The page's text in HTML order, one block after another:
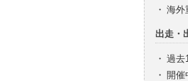
・ 海外
出走・
・ 過去
・ 開催